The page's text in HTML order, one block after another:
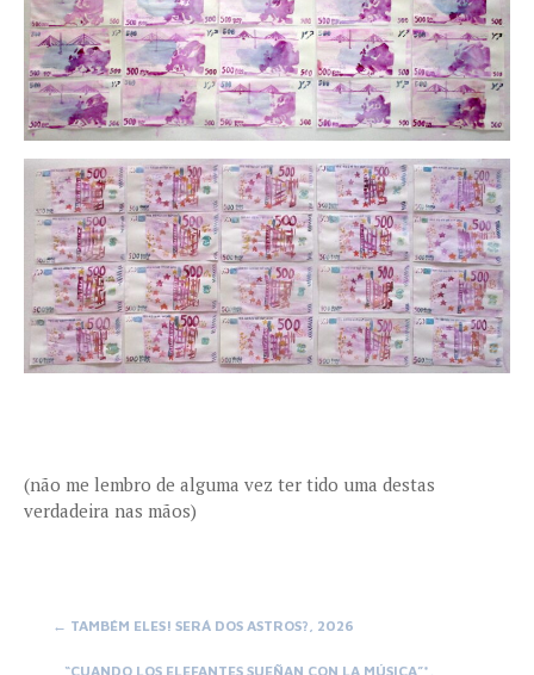
(não me lembro de alguma vez ter tido uma destas
verdadeira nas mãos)
Post
← TAMBÉM ELES! SERÁ DOS ASTROS?, 2026
“CUANDO LOS ELEFANTES SUEÑAN CON LA MÚSICA”*,